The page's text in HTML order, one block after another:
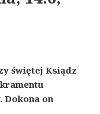
świętej Ksiądz
Dokona on